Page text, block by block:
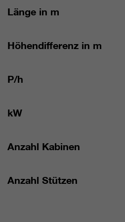
Länge in m
Höhendifferenz in m
P/h
kW
Anzahl Kabinen
Anzahl Stützen